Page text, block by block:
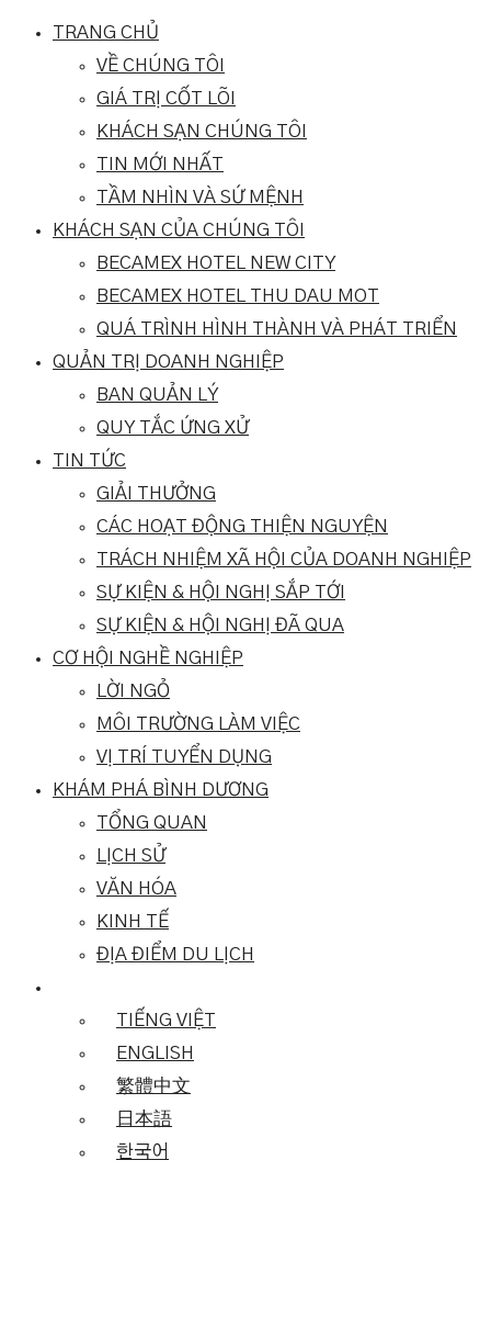
TRANG CHỦ
VỀ CHÚNG TÔI
GIÁ TRỊ CỐT LÕI
KHÁCH SẠN CHÚNG TÔI
TIN MỚI NHẤT
TẦM NHÌN VÀ SỨ MỆNH
KHÁCH SẠN CỦA CHÚNG TÔI
BECAMEX HOTEL NEW CITY
BECAMEX HOTEL THU DAU MOT
QUÁ TRÌNH HÌNH THÀNH VÀ PHÁT TRIỂN
QUẢN TRỊ DOANH NGHIỆP
BAN QUẢN LÝ
QUY TẮC ỨNG XỬ
TIN TỨC
GIẢI THƯỞNG
CÁC HOẠT ĐỘNG THIỆN NGUYỆN
TRÁCH NHIỆM XÃ HỘI CỦA DOANH NGHIỆP
SỰ KIỆN & HỘI NGHỊ SẮP TỚI
SỰ KIỆN & HỘI NGHỊ ĐÃ QUA
CƠ HỘI NGHỀ NGHIỆP
LỜI NGỎ
MÔI TRƯỜNG LÀM VIỆC
VỊ TRÍ TUYỂN DỤNG
KHÁM PHÁ BÌNH DƯƠNG
TỔNG QUAN
LỊCH SỬ
VĂN HÓA
KINH TẾ
ĐỊA ĐIỂM DU LỊCH
TIẾNG VIỆT
ENGLISH
繁體中文
日本語
한국어